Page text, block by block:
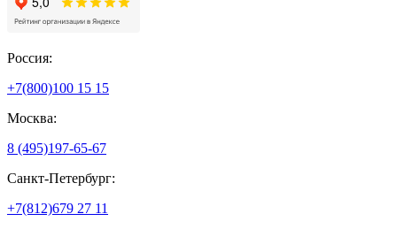
Россия:
+7(800)100 15 15
Москва:
8 (495)197-65-67
Санкт-Петербург:
+7(812)679 27 11